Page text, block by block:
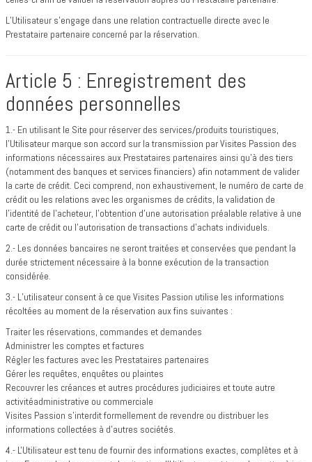
L’Utilisateur s’engage dans une relation contractuelle directe avec le
Prestataire partenaire concerné par la réservation.
Article 5 : Enregistrement des
données personnelles
1.- En utilisant le Site pour réserver des services/produits touristiques,
l’Utilisateur marque son accord sur la transmission par Visites Passion des
informations nécessaires aux Prestataires partenaires ainsi qu’à des tiers
(notamment des banques et services financiers) afin notamment de valider
la carte de crédit. Ceci comprend, non exhaustivement, le numéro de carte de
crédit ou les relations avec les organismes de crédits, la validation de
l’identité de l’acheteur, l’obtention d’une autorisation préalable relative à une
carte de crédit ou l’autorisation de transactions d’achats individuels.
2.- Les données bancaires ne seront traitées et conservées que pendant la
durée strictement nécessaire à la bonne exécution de la transaction
considérée.
3.- L’utilisateur consent à ce que Visites Passion utilise les informations
récoltées au moment de la réservation aux fins suivantes :
Traiter les réservations, commandes et demandes
Administrer les comptes et factures
Régler les factures avec les Prestataires partenaires
Gérer les requêtes, enquêtes ou plaintes
Recouvrer les créances et autres procédures judiciaires et toute autre
activitéadministrative ou commerciale
Visites Passion s’interdit formellement de revendre ou distribuer les
informations collectées à d’autres sociétés.
4.- L'Utilisateur est tenu de fournir des informations exactes, complètes et à